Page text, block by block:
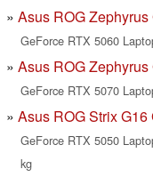
Asus ROG
GeForce RTX 5060
Asus ROG
GeForce RTX 5070
Asus ROG Strix G16
GeForce RTX 5050
kg